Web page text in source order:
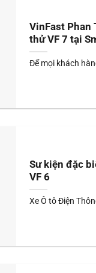
VinFast Phan
thử VF 7 tại
Để mọi khách
Sư kiện đặc
VF 6
Xe Ô tô Điện